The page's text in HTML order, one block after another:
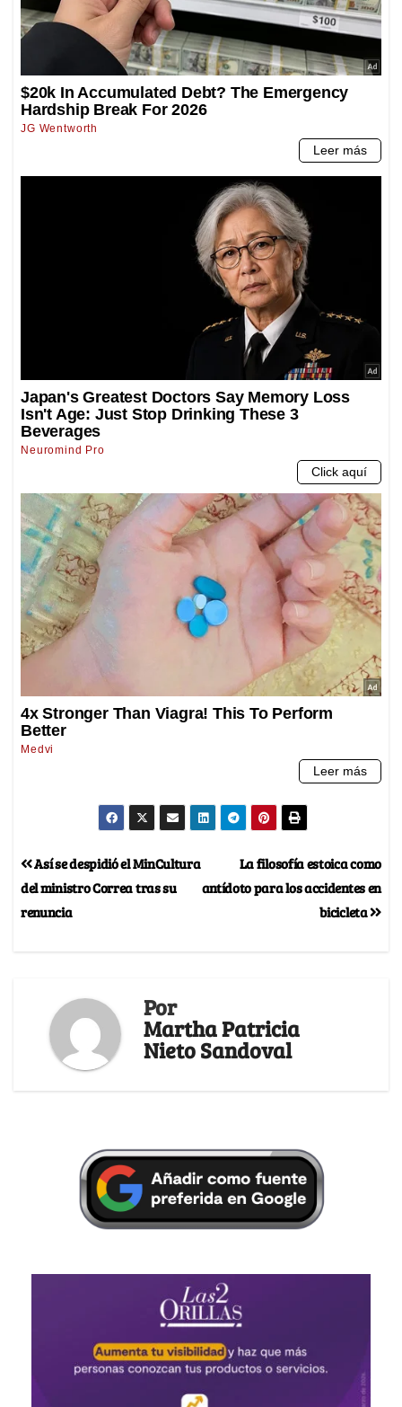
La filosofía estoica como
antídoto para los accidentes en
bicicleta
Así se despidió el MinCultura
del ministro Correa tras su
renuncia
Por
Martha Patricia
Nieto Sandoval